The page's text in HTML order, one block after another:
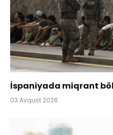
İspaniyada miqrant
03 Avqust 2026